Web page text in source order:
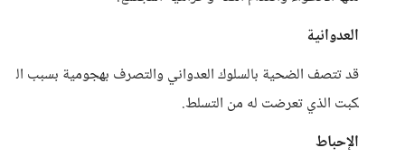
العدوانية
قد تتصف الضحية بالسلوك العدواني والتصرف بهجومية بسبب ال
كبت الذي تعرضت له من التسلط.
الإحباط